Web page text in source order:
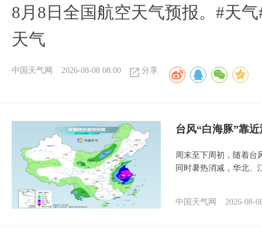
8月8日全国航空天气预报。#天
天气
中国天气网 2026-08-08 08:00 分享
台风“白海豚”靠
周末至下周初，随着台
同时暑热消减，华北、
中国天气网 2026-08-